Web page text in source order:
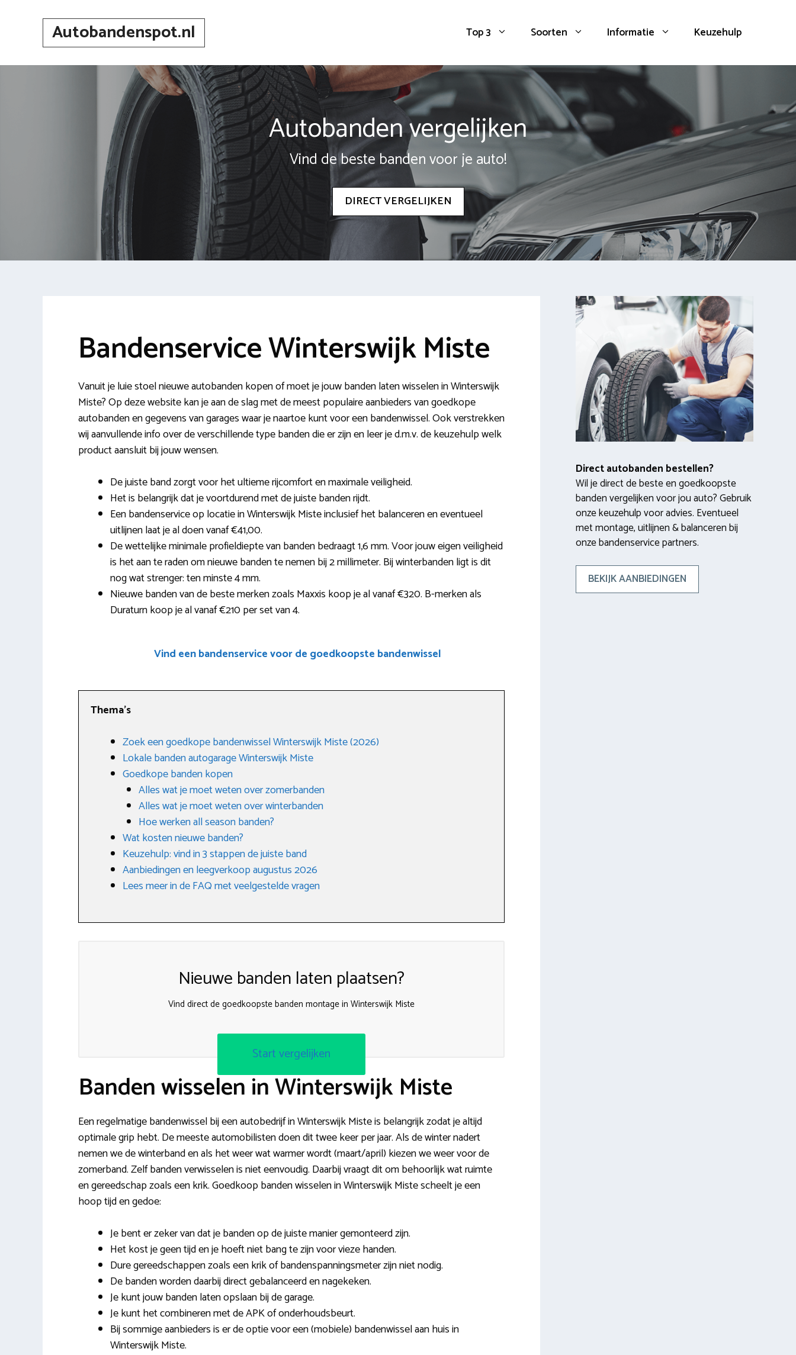
Autobandenspot.nl Top 3 Soorten Informatie Keuzehulp
Autobanden vergelijken
Vind de beste banden voor je auto!
DIRECT VERGELIJKEN
Bandenservice Winterswijk Miste
Vanuit je luie stoel nieuwe autobanden kopen of moet je jouw banden laten wisselen in Winterswijk
Miste? Op deze website kan je aan de slag met de meest populaire aanbieders van goedkope
autobanden en gegevens van garages waar je naartoe kunt voor een bandenwissel. Ook verstrekken
wij aanvullende info over de verschillende type banden die er zijn en leer je d.m.v. de keuzehulp welk
product aansluit bij jouw wensen.
De juiste band zorgt voor het ultieme rijcomfort en maximale veiligheid.
Het is belangrijk dat je voortdurend met de juiste banden rijdt.
Een bandenservice op locatie in Winterswijk Miste inclusief het balanceren en eventueel
uitlijnen laat je al doen vanaf €41,00.
De wettelijke minimale profieldiepte van banden bedraagt 1,6 mm. Voor jouw eigen veiligheid
is het aan te raden om nieuwe banden te nemen bij 2 millimeter. Bij winterbanden ligt is dit
nog wat strenger: ten minste 4 mm.
Nieuwe banden van de beste merken zoals Maxxis koop je al vanaf €320. B-merken als
Duraturn koop je al vanaf €210 per set van 4.
Vind een bandenservice voor de goedkoopste bandenwissel
Thema’s
Zoek een goedkope bandenwissel Winterswijk Miste (2026)
Lokale banden autogarage Winterswijk Miste
Goedkope banden kopen
Alles wat je moet weten over zomerbanden
Alles wat je moet weten over winterbanden
Hoe werken all season banden?
Wat kosten nieuwe banden?
Keuzehulp: vind in 3 stappen de juiste band
Aanbiedingen en leegverkoop augustus 2026
Lees meer in de FAQ met veelgestelde vragen
Nieuwe banden laten plaatsen?
Vind direct de goedkoopste banden montage in Winterswijk Miste
Start vergelijken
Banden wisselen in Winterswijk Miste
Een regelmatige bandenwissel bij een autobedrijf in Winterswijk Miste is belangrijk zodat je altijd
optimale grip hebt. De meeste automobilisten doen dit twee keer per jaar. Als de winter nadert
nemen we de winterband en als het weer wat warmer wordt (maart/april) kiezen we weer voor de
zomerband. Zelf banden verwisselen is niet eenvoudig. Daarbij vraagt dit om behoorlijk wat ruimte
en gereedschap zoals een krik. Goedkoop banden wisselen in Winterswijk Miste scheelt je een
hoop tijd en gedoe:
Je bent er zeker van dat je banden op de juiste manier gemonteerd zijn.
Het kost je geen tijd en je hoeft niet bang te zijn voor vieze handen.
Dure gereedschappen zoals een krik of bandenspanningsmeter zijn niet nodig.
De banden worden daarbij direct gebalanceerd en nagekeken.
Je kunt jouw banden laten opslaan bij de garage.
Je kunt het combineren met de APK of onderhoudsbeurt.
Bij sommige aanbieders is er de optie voor een (mobiele) bandenwissel aan huis in
Winterswijk Miste.
Direct autobanden bestellen?
Wil je direct de beste en goedkoopste
banden vergelijken voor jou auto? Gebruik
onze keuzehulp voor advies. Eventueel
met montage, uitlijnen & balanceren bij
onze bandenservice partners.
BEKIJK AANBIEDINGEN